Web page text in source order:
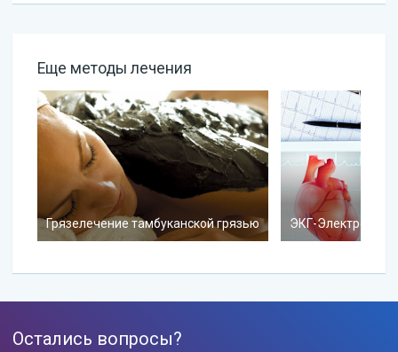
Еще методы лечения
Грязелечение тамбуканской грязью ЭКГ-
Остались вопросы?